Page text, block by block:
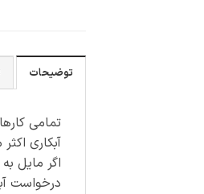
توضیحات
تمامی کارها از طلای ۱۸
آبکاری
اگر مایل
درخواست آبکاری شما حدود ۵ الی ۷